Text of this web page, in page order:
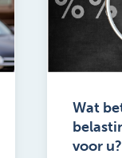
Wat
voor u?